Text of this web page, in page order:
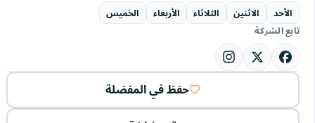
الأحد الاثنين الثلاثاء الأربعاء الخميس
تابع الشركة
حفظ في المفضلة